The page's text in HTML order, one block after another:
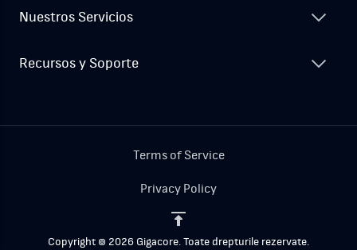
Nuestros Servicios
Recursos y Soporte
Copyright © 2026 Gigacore. Toate drepturile rezervate.
Terms of Service
Privacy Policy